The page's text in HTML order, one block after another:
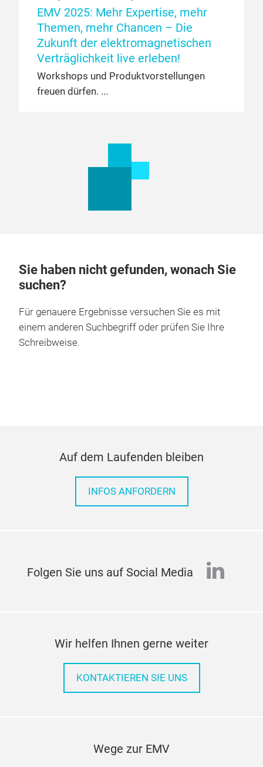
EMV 2025: Mehr Expertise, mehr
Themen, mehr Chancen – Die
Zukunft der elektromagnetischen
Verträglichkeit live erleben!
Workshops und Produktvorstellungen
freuen dürfen.
Sie haben nicht gefunden, wonach Sie
suchen?
Für genauere Ergebnisse versuchen Sie es mit
einem anderen Suchbegriff oder prüfen Sie Ihre
Schreibweise.
Auf dem Laufenden bleiben
INFOS ANFORDERN
Folgen Sie uns auf Social Media
Wir helfen Ihnen gerne weiter
KONTAKTIEREN SIE UNS
Wege zur EMV